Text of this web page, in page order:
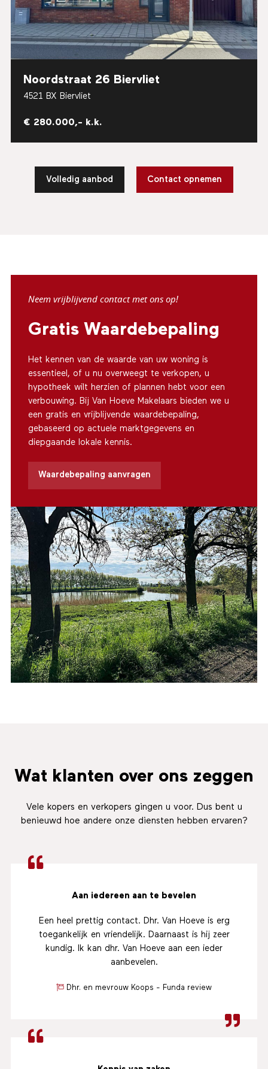
Noordstraat 26 Biervliet
4521 BX Biervliet
€ 280.000,- k.k.
Volledig aanbod Contact opnemen
Neem vrijblijvend contact met ons op!
Gratis Waardebepaling
Het kennen van de waarde van uw woning is
essentieel, of u nu overweegt te verkopen, u
hypotheek wilt herzien of plannen hebt voor een
verbouwing. Bij Van Hoeve Makelaars bieden we u
een gratis en vrijblijvende waardebepaling,
gebaseerd op actuele marktgegevens en
diepgaande lokale kennis.
Waardebepaling aanvragen
Wat klanten over ons zeggen
Vele kopers en verkopers gingen u voor. Dus bent u
benieuwd hoe andere onze diensten hebben ervaren?
Aan iedereen aan te bevelen
Een heel prettig contact. Dhr. Van Hoeve is erg
toegankelijk en vriendelijk. Daarnaast is hij zeer
kundig. Ik kan dhr. Van Hoeve aan een ieder
aanbevelen.
Dhr. en mevrouw Koops - Funda review